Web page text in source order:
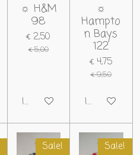
☼ H&M
98
€ 2,50
€ 5,00
In winkelwagen
☼
Hampto
n Bays
122
€ 4,75
€ 9,50
In
Sale! Sale!